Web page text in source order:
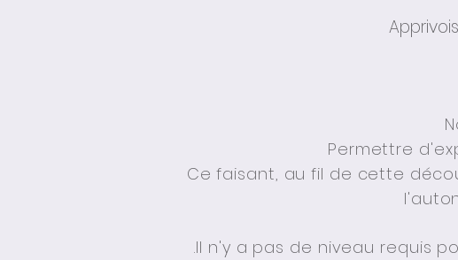
Permettre
Ce faisant, au fil de cette
.Il n'y a pas de niveau requis